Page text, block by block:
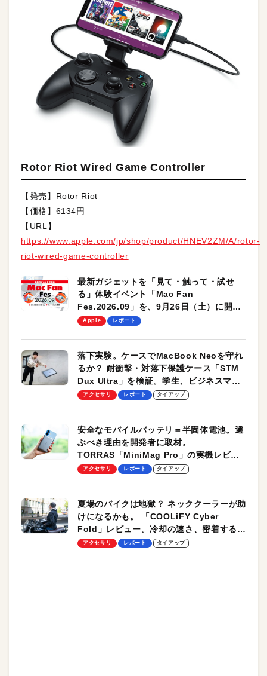
Rotor Riot Wired Game Controller
【発売】Rotor Riot
【価格】6134円
【URL】
https://www.apple.com/jp/shop/product/HNEV2ZM/A/rotor-
riot-wired-game-controller
最新ガジェットを「見て・触って・試せ
る」体験イベント「Mac Fan
Fes.2026.09」を、9月26日（土）に開催
します！
Apple レポート
落下実験。ケースでMacBook Neoを守れ
るか？ 耐衝撃・対落下保護ケース「STM
Dux Ultra」を検証。学生、ビジネスマン
のモバイルユースに最適！
アクセサリ レポート タイアップ
安全なモバイルバッテリ＝半固体電池。選
ぶべき理由を開発者に取材。
TORRAS「MiniMag Pro」の実機レビュ
ーも
アクセサリ レポート タイアップ
夏場のバイクは地獄？ ネッククーラーが助
けになるかも。 「COOLiFY Cyber
Fold」レビュー。冷却の速さ、密着する冷
却プレート、シンプルな操作性がグッド！
アクセサリ レポート タイアップ